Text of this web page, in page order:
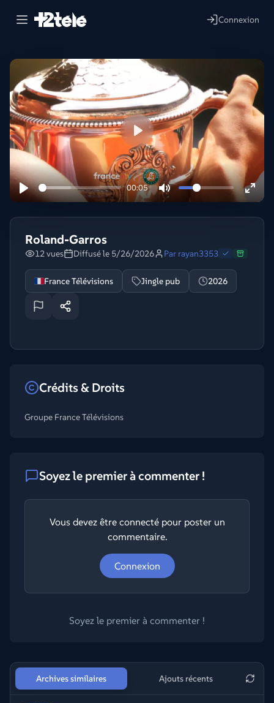
Connexion
00:05
Lire
Roland-Garros
12 vues Diffusé le 5/26/2026 Par rayan3353
France Télévisions Jingle pub 2026
Crédits & Droits
Groupe France Télévisions
Soyez le premier à commenter !
Vous devez être connecté pour poster un
commentaire.
Connexion
Soyez le premier à commenter !
Archives similaires Ajouts récents